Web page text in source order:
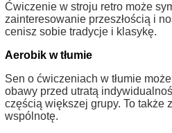
Ćwiczenie w stroju retro może
zainteresowanie przeszłością i
cenisz sobie tradycje i klasykę.
Aerobik w tłumie
Sen o ćwiczeniach w tłumie
obawy przed utratą
częścią większej grupy. To także
wspólnotę.